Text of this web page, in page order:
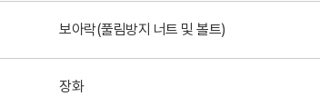
보아락(풀림방지 너트 및 볼트)
장화